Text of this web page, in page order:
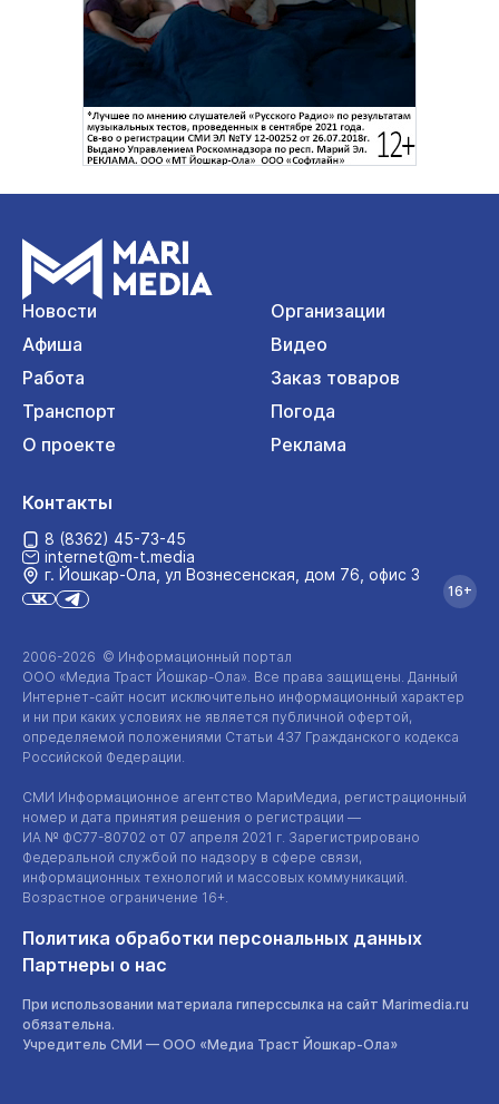
Новости
Организации
Афиша
Видео
Работа
Заказ товаров
Транспорт
Погода
О проекте
Реклама
2006-2026 © Информационный портал
ООО «Медиа Траст Йошкар-Ола» . Все права защищены. Данный
Интернет-сайт носит исключительно информационный характер
и ни при каких условиях не является публичной офертой,
определяемой положениями Статьи 437 Гражданского кодекса
Российской Федерации.
СМИ Информационное агентство МариМедиа, регистрационный
номер и дата принятия решения о регистрации —
ИА № ФС77-80702 от 07 апреля 2021 г. Зарегистрировано
Федеральной службой по надзору в сфере связи,
информационных технологий и массовых коммуникаций.
Возрастное ограничение 16+.
Политика обработки персональных данных
Партнеры о нас
При использовании материала гиперссылка на сайт Marimedia.ru
обязательна.
Учредитель СМИ — ООО «Медиа Траст Йошкар-Ола»
Контакты
8 (8362) 45-73-45
internet@m-t.media
г. Йошкар‑Ола, ул Вознесенская, дом 76, офис 3
16+